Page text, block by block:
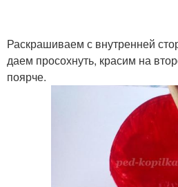
Раскрашиваем с внутренней
даем просохнуть, красим на
поярче.